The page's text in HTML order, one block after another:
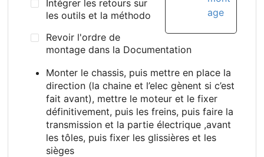
age
Intégrer les retours sur
les outils et la méthodo
Revoir l'ordre de
montage dans la Documentation
Monter le chassis, puis mettre en place la
direction (la chaine et l’elec gènent si c’est
fait avant), mettre le moteur et le fixer
définitivement, puis les freins, puis faire la
transmission et la partie électrique ,avant
les tôles, puis fixer les glissières et les
sièges